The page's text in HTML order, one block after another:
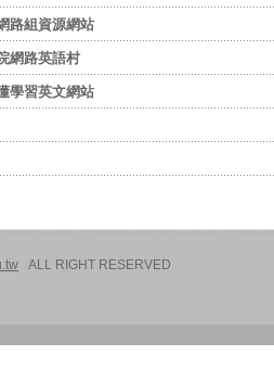
路組資源網站
網路英語村
學習英文網站
ALL RIGHT RESERVED